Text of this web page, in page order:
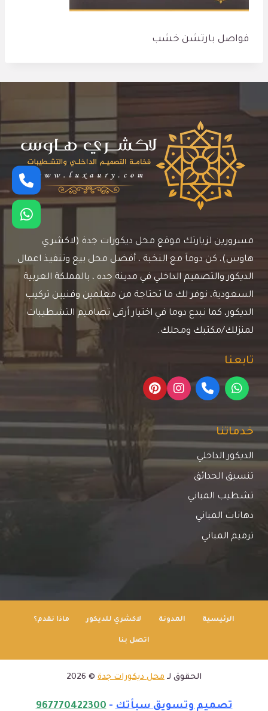
فواصل بارتشن خشب
مسرورين لزيارتك موقع محل ديكورات جدة (لاكشري
هاوس)، كن دوماَ مع النخبة ، أفضل محل بيع وتنفيذ اعمال
الديكور والتصميم الداخلي في مدينة جده ، بالمملكة العربية
السعودية، نوفر لك ما تحتاجة من معلمين وفنيين تركيب
الديكور، كما نبدع دوما في اختيار أرقى تصاميم التشطيبات
لمنزلك/مكتبك ومحلك.
تابعنا
خدماتنا
الديكور الداخلي
تنسيق الحدائق
تشطيب المباني
دهانات المباني
ترميم المباني
الرئيسية المدونة لاكشري للديكور ماذا نقدم؟
اتصل بنا
الحقوق لـ محل ديكورات جدة © 2026
تصميم وتسويق سبأتك-
967770422300